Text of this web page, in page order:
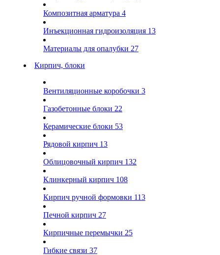
Композитная арматура 4
Инъекционная гидроизоляция 13
Материалы для опалубки 27
Кирпич, блоки
Вентиляционные коробочки 3
Газобетонные блоки 22
Керамические блоки 53
Рядовой кирпич 13
Облицовочный кирпич 132
Клинкерный кирпич 108
Кирпич ручной формовки 113
Печной кирпич 27
Кирпичные перемычки 25
Гибкие связи 37